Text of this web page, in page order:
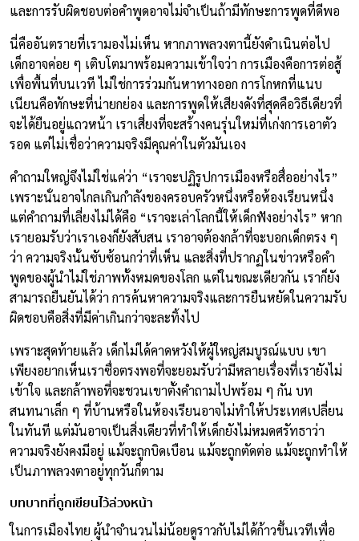
และการรับผิดชอบต่อคำพูดอาจไม่จำเป็นถ้ามีทักษะการพูดที่ดีพอ
นี่คืออันตรายที่เรามองไม่เห็น หากภาพลวงตานี้ยังดำเนินต่อไป
เด็กอาจค่อย ๆ เติบโตมาพร้อมความเข้าใจว่า การเมืองคือการต่อสู้
เพื่อพื้นที่บนเวที ไม่ใช่การร่วมกันหาทางออก การโกหกที่แนบ
เนียนคือทักษะที่น่ายกย่อง และการพูดให้เสียงดังที่สุดคือวิธีเดียวที่
จะได้ยืนอยู่แถวหน้า เราเสี่ยงที่จะสร้างคนรุ่นใหม่ที่เก่งการเอาตัว
รอด แต่ไม่เชื่อว่าความจริงมีคุณค่าในตัวมันเอง
คำถามใหญ่จึงไม่ใช่แค่ว่า “เราจะปฏิรูปการเมืองหรือสื่ออย่างไร”
เพราะนั่นอาจไกลเกินกำลังของครอบครัวหนึ่งหรือห้องเรียนหนึ่ง
แต่คำถามที่เลี่ยงไม่ได้คือ “เราจะเล่าโลกนี้ให้เด็กฟังอย่างไร” หาก
เรายอมรับว่าเราเองก็ยังสับสน เราอาจต้องกล้าที่จะบอกเด็กตรง ๆ
ว่า ความจริงนั้นซับซ้อนกว่าที่เห็น และสิ่งที่ปรากฏในข่าวหรือคำ
พูดของผู้นำไม่ใช่ภาพทั้งหมดของโลก แต่ในขณะเดียวกัน เราก็ยัง
สามารถยืนยันได้ว่า การค้นหาความจริงและการยืนหยัดในความรับ
ผิดชอบคือสิ่งที่มีค่าเกินกว่าจะละทิ้งไป
เพราะสุดท้ายแล้ว เด็กไม่ได้คาดหวังให้ผู้ใหญ่สมบูรณ์แบบ เขา
เพียงอยากเห็นเราซื่อตรงพอที่จะยอมรับว่ามีหลายเรื่องที่เรายังไม่
เข้าใจ และกล้าพอที่จะชวนเขาตั้งคำถามไปพร้อม ๆ กัน บท
สนทนาเล็ก ๆ ที่บ้านหรือในห้องเรียนอาจไม่ทำให้ประเทศเปลี่ยน
ในทันที แต่มันอาจเป็นสิ่งเดียวที่ทำให้เด็กยังไม่หมดศรัทธาว่า
ความจริงยังคงมีอยู่ แม้จะถูกบิดเบือน แม้จะถูกตัดต่อ แม้จะถูกทำให้
เป็นภาพลวงตาอยู่ทุกวันก็ตาม
บทบาทที่ถูกเขียนไว้ล่วงหน้า
ในการเมืองไทย ผู้นำจำนวนไม่น้อยดูราวกับไม่ได้ก้าวขึ้นเวทีเพื่อ